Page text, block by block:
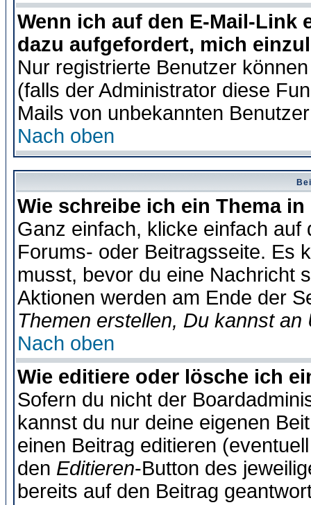
Wenn ich auf den E-Mail-Link
dazu aufgefordert, mich
Nur registrierte Benutzer
(falls der Administrator diese
Mails von unbekannten
Nach oben
Wie schreibe ich ein Thema
Ganz einfach, klicke einfach
Forums- oder Beitragsseite. Es
musst, bevor du eine Nachricht
Aktionen werden am Ende der
Themen erstellen, Du kannst
Nach oben
Wie editiere oder lösche ich
Sofern du nicht der
kannst du nur deine eigenen
einen Beitrag editieren
den Editieren-Button des
bereits auf den Beitrag